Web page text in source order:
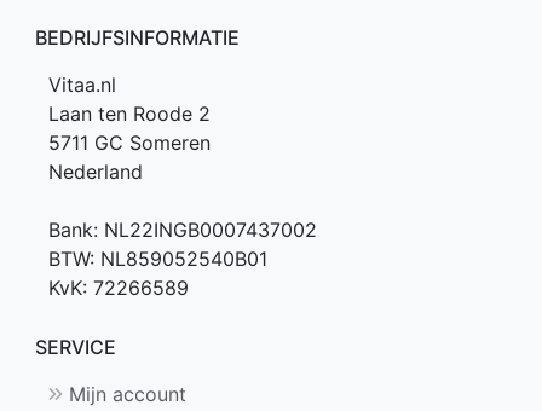
BEDRIJFSINFORMATIE
Vitaa.nl
Laan ten Roode 2
5711 GC Someren
Nederland
Bank: NL22INGB0007437002
BTW: NL859052540B01
KvK: 72266589
SERVICE
Mijn account